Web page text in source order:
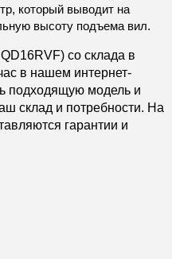
который выводит на
высоту подъема вил.
со склада в
в нашем интернет-
подходящую модель и
склад и потребности. На
гарантии и